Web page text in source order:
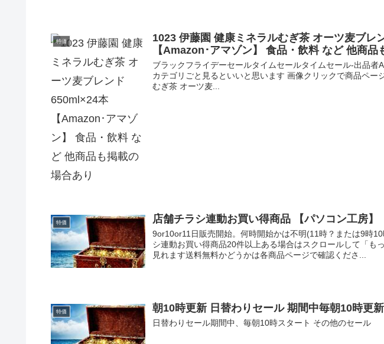
特価
1023 伊藤園 健康ミネラルむぎ茶 オーツ麦ブレ
【Amazon･アマゾン】 食品・飲料 など 他商品
ブラックフライデーセールタイムセールタイムセール-出品者
カテゴリごと見るといいと思います 画像クリックで商品ペー
むぎ茶 オーツ麦...
特価 店舗チラシ連動お買い得商品 【パソコン工房】
9or10or11日販売開始。何時開始かは不明(11時？または9時
シ連動お買い得商品20件以上ある場合はスクロールして「も
見れます送料無料かどうかは各商品ページで確認くださ...
特価 朝10時更新 日替わりセール 期間中毎朝10時更
日替わりセール期間中、毎朝10時スタート その他のセール